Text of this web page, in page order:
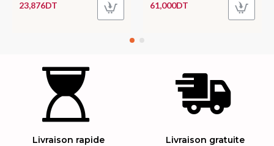
23,876DT 61,000DT
Livraison rapide Livraison gratuite